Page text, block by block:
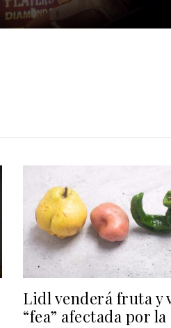
Lidl venderá fruta y
“fea” afectada por